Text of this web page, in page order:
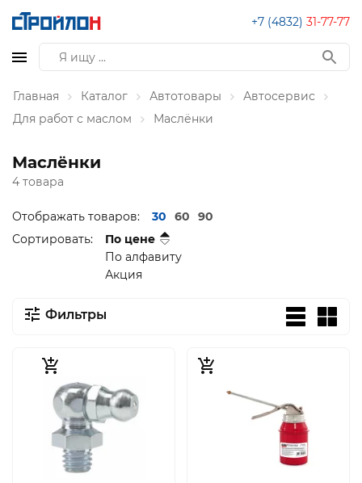
+7 (4832) 31-77-77
Главная Каталог Автотовары
Автосервис
Для работ с маслом
Маслёнки
Маслёнки
4 товара
Отображать товаров: 30 60
90
Сортировать:
По цене
По алфавиту
Акция
Фильтры